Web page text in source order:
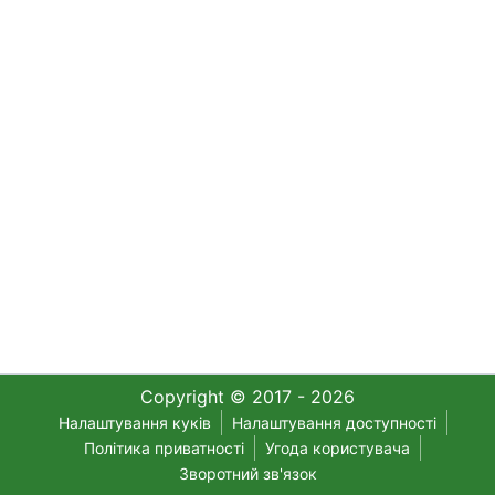
Copyright © 2017 - 2026
Налаштування куків
Налаштування доступності
Політика приватності
Угода користувача
Зворотний зв'язок